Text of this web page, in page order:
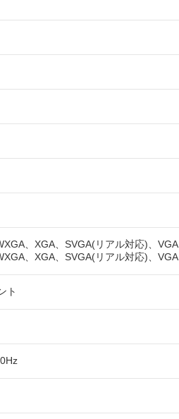
、XGA、SVGA(リアル対応)、VGA
、XGA、SVGA(リアル対応)、VGA
ト